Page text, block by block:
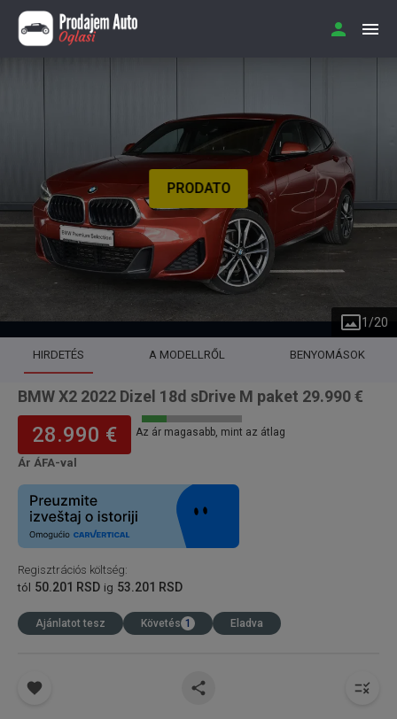
PRODATO
1 /20
HIRDETÉS A MODELLRŐL BENYOMÁSOK
BMW X2 2022 Dizel 18d sDrive M paket 29.990 €
28.990 €
Ár ÁFA-val
Az ár magasabb, mint az átlag
Regisztrációs költség:
tól 50.201 RSD ig 53.201 RSD
Ajánlatot tesz Követés 1 Eladva